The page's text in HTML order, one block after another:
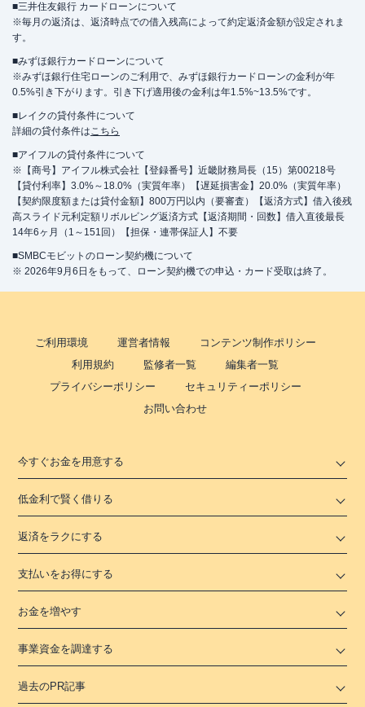
■三井住友銀行 カードローンについて
※毎月の返済は、返済時点での借入残高によって約定返済金額が設定されま
す。
■みずほ銀行カードローンについて
※みずほ銀行住宅ローンのご利用で、みずほ銀行カードローンの金利が年
0.5%引き下がります。引き下げ適用後の金利は年1.5%~13.5%です。
■レイクの貸付条件について
詳細の貸付条件はこちら
■アイフルの貸付条件について
※【商号】アイフル株式会社【登録番号】近畿財務局長（15）第00218号
【貸付利率】3.0%～18.0%（実質年率）【遅延損害金】20.0%（実質年率）
【契約限度額または貸付金額】800万円以内（要審査）【返済方式】借入後残
高スライド元利定額リボルビング返済方式【返済期間・回数】借入直後最長
14年6ヶ月（1～151回）【担保・連帯保証人】不要
■SMBCモビットのローン契約機について
※ 2026年9月6日をもって、ローン契約機での申込・カード受取は終了。
ご利用環境 運営者情報
コンテンツ制作ポリシー
利用規約
監修者一覧
編集者一覧
プライバシーポリシー
セキュリティーポリシー
お問い合わせ
今すぐお金を用意する
低金利で賢く借りる
返済をラクにする
支払いをお得にする
お金を増やす
事業資金を調達する
過去のPR記事